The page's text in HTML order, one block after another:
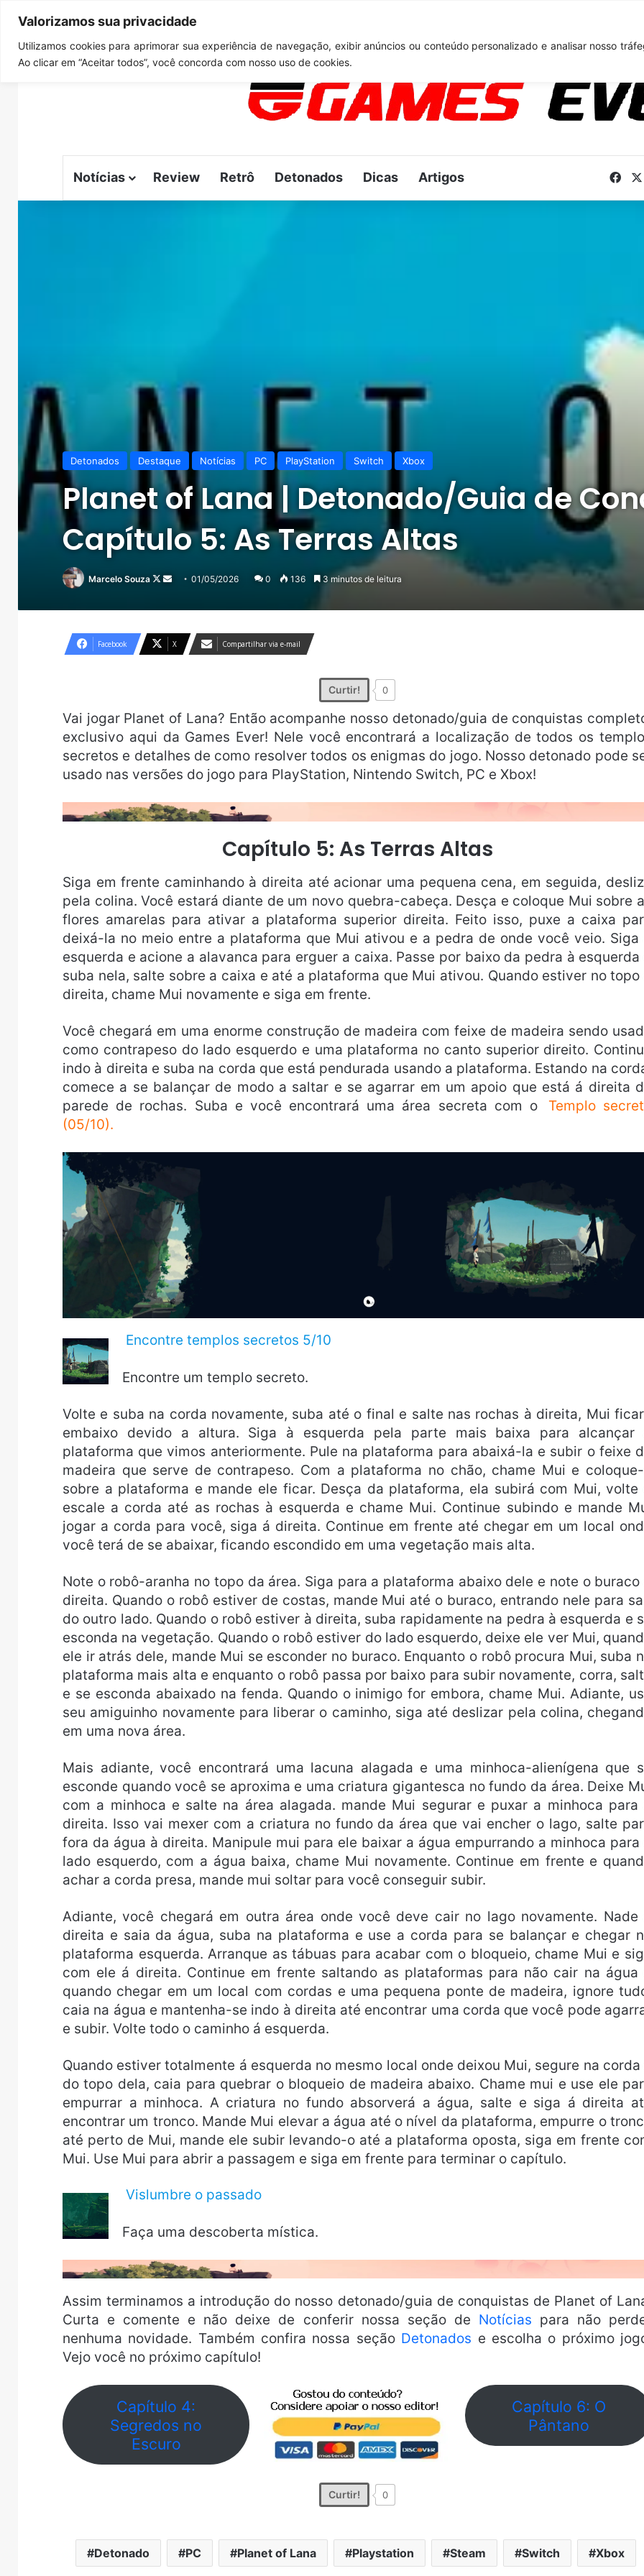
Valorizamos sua privacidade
Utilizamos cookies para aprimorar sua experiência de navegação, exibir anúncios ou conteúdo personalizado e analisar nosso
Ao clicar em “Aceitar todos”, você concorda com nosso uso de cookies.
sábado, agosto 8 2026
Notícias Review Retrô Detonados Dicas Artigos
Detonados Destaque Notícias PC PlayStation Switch Xbox
Planet of Lana | Detonado/Guia de
Capítulo 5: As Terras Altas
Marcelo Souza
Follow
X
Mande
e-
01/05/2026 0 136 3 minutos de leitura
Facebook X Compartilhar via e-mail
Curtir! 0
Vai jogar Planet of Lana? Então acompanhe nosso detonado/guia de conquistas
exclusivo aqui da Games Ever! Nele você encontrará a localização de todos os
secretos e detalhes de como resolver todos os enigmas do jogo. Nosso detonado pode
usado nas versões do jogo para PlayStation, Nintendo Switch, PC e Xbox!
Capítulo 5: As Terras Altas
Siga em frente caminhando à direita até acionar uma pequena cena, em seguida,
pela colina. Você estará diante de um novo quebra-cabeça. Desça e coloque Mui sobre
flores amarelas para ativar a plataforma superior direita. Feito isso, puxe a caixa
deixá-la no meio entre a plataforma que Mui ativou e a pedra de onde você veio. Siga
esquerda e acione a alavanca para erguer a caixa. Passe por baixo da pedra à esquerda
suba nela, salte sobre a caixa e até a plataforma que Mui ativou. Quando estiver no topo
direita, chame Mui novamente e siga em frente.
Você chegará em uma enorme construção de madeira com feixe de madeira sendo
como contrapeso do lado esquerdo e uma plataforma no canto superior direito.
indo à direita e suba na corda que está pendurada usando a plataforma. Estando na
comece a se balançar de modo a saltar e se agarrar em um apoio que está á direita
parede de rochas. Suba e você encontrará uma área secreta com o
Templo
(05/10).
Encontre templos secretos 5/10
Encontre um templo secreto.
Volte e suba na corda novamente, suba até o final e salte nas rochas à direita, Mui
embaixo devido a altura. Siga à esquerda pela parte mais baixa para alcançar
plataforma que vimos anteriormente. Pule na plataforma para abaixá-la e subir o feixe
madeira que serve de contrapeso. Com a plataforma no chão, chame Mui e
sobre a plataforma e mande ele ficar. Desça da plataforma, ela subirá com Mui, volte
escale a corda até as rochas à esquerda e chame Mui. Continue subindo e mande
jogar a corda para você, siga á direita. Continue em frente até chegar em um local
você terá de se abaixar, ficando escondido em uma vegetação mais alta.
Note o robô-aranha no topo da área. Siga para a plataforma abaixo dele e note o buraco
direita. Quando o robô estiver de costas, mande Mui até o buraco, entrando nele para
do outro lado. Quando o robô estiver à direita, suba rapidamente na pedra à esquerda e
esconda na vegetação. Quando o robô estiver do lado esquerdo, deixe ele ver Mui,
ele ir atrás dele, mande Mui se esconder no buraco. Enquanto o robô procura Mui, suba
plataforma mais alta e enquanto o robô passa por baixo para subir novamente, corra,
e se esconda abaixado na fenda. Quando o inimigo for embora, chame Mui. Adiante,
seu amiguinho novamente para liberar o caminho, siga até deslizar pela colina,
em uma nova área.
Mais adiante, você encontrará uma lacuna alagada e uma minhoca-alienígena que
esconde quando você se aproxima e uma criatura gigantesca no fundo da área. Deixe
com a minhoca e salte na área alagada. mande Mui segurar e puxar a minhoca para
direita. Isso vai mexer com a criatura no fundo da área que vai encher o lago, salte
fora da água à direita. Manipule mui para ele baixar a água empurrando a minhoca para
lado esquerdo, com a água baixa, chame Mui novamente. Continue em frente e
achar a corda presa, mande mui soltar para você conseguir subir.
Adiante, você chegará em outra área onde você deve cair no lago novamente. Nade
direita e saia da água, suba na plataforma e use a corda para se balançar e chegar
plataforma esquerda. Arranque as tábuas para acabar com o bloqueio, chame Mui e
com ele á direita. Continue em frente saltando as plataformas para não cair na água
quando chegar em um local com cordas e uma pequena ponte de madeira, ignore
caia na água e mantenha-se indo à direita até encontrar uma corda que você pode
e subir. Volte todo o caminho á esquerda.
Quando estiver totalmente á esquerda no mesmo local onde deixou Mui, segure na corda
do topo dela, caia para quebrar o bloqueio de madeira abaixo. Chame mui e use ele
empurrar a minhoca. A criatura no fundo absorverá a água, salte e siga á direita
encontrar um tronco. Mande Mui elevar a água até o nível da plataforma, empurre o
até perto de Mui, mande ele subir levando-o até a plataforma oposta, siga em frente
Mui. Use Mui para abrir a passagem e siga em frente para terminar o capítulo.
Vislumbre o passado
Faça uma descoberta mística.
Assim terminamos a introdução do nosso detonado/guia de conquistas de Planet of
Curta e comente e não deixe de conferir nossa seção de Notícias para não
nenhuma novidade. Também confira nossa seção Detonados e escolha o próximo
Vejo você no próximo capítulo!
Capítulo 4:
Segredos no
Escuro
Capítulo 6: O
Pântano
Curtir! 0
Detonado PC Planet of Lana Playstation Steam Switch Xbox